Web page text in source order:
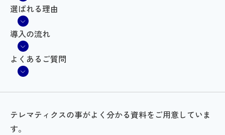
選ばれる理由
導入の流れ
よくあるご質問
テレマティクスの事がよく分かる資料をご用意していま
す。